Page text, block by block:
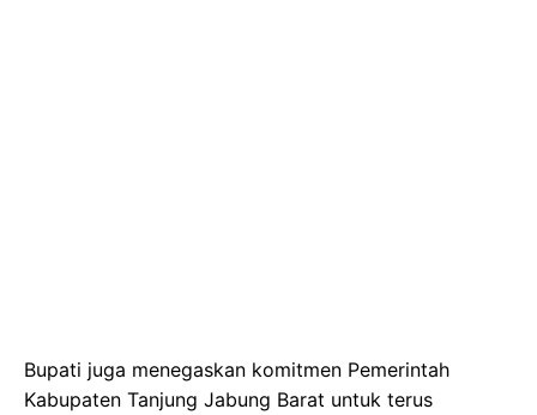
Bupati juga menegaskan komitmen Pemerintah
Kabupaten Tanjung Jabung Barat untuk terus